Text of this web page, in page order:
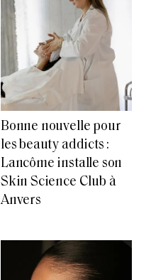
Bonne nouvelle pour
les beauty addicts :
Lancôme installe son
Skin Science Club à
Anvers